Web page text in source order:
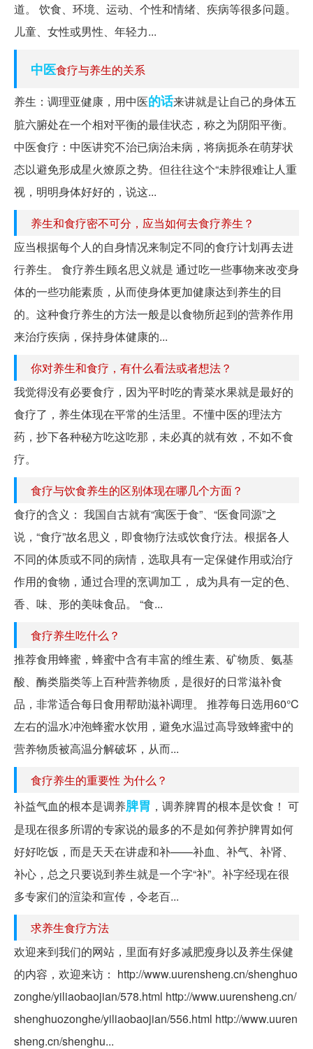
道。 饮食、环境、运动、个性和情绪、疾病等很多问题。
儿童、女性或男性、年轻力...
中医食疗与养生的关系
养生：调理亚健康，用中医的话来讲就是让自己的身体五
脏六腑处在一个相对平衡的最佳状态，称之为阴阳平衡。
中医食疗：中医讲究不治已病治未病，将病扼杀在萌芽状
态以避免形成星火燎原之势。但往往这个“未脖很难让人重
视，明明身体好好的，说这...
养生和食疗密不可分，应当如何去食疗养生？
应当根据每个人的自身情况来制定不同的食疗计划再去进
行养生。 食疗养生顾名思义就是 通过吃一些事物来改变身
体的一些功能素质，从而使身体更加健康达到养生的目
的。这种食疗养生的方法一般是以食物所起到的营养作用
来治疗疾病，保持身体健康的...
你对养生和食疗，有什么看法或者想法？
我觉得没有必要食疗，因为平时吃的青菜水果就是最好的
食疗了，养生体现在平常的生活里。不懂中医的理法方
药，抄下各种秘方吃这吃那，未必真的就有效，不如不食
疗。
食疗与饮食养生的区别体现在哪几个方面？
食疗的含义： 我国自古就有“寓医于食”、“医食同源”之
说，“食疗”故名思义，即食物疗法或饮食疗法。根据各人
不同的体质或不同的病情，选取具有一定保健作用或治疗
作用的食物，通过合理的烹调加工， 成为具有一定的色、
香、味、形的美味食品。 “食...
食疗养生吃什么？
推荐食用蜂蜜，蜂蜜中含有丰富的维生素、矿物质、氨基
酸、酶类脂类等上百种营养物质，是很好的日常滋补食
品，非常适合每日食用帮助滋补调理。 推荐每日选用60°C
左右的温水冲泡蜂蜜水饮用，避免水温过高导致蜂蜜中的
营养物质被高温分解破坏，从而...
食疗养生的重要性 为什么？
补益气血的根本是调养脾胃 ，调养脾胃的根本是饮食！ 可
是现在很多所谓的专家说的最多的不是如何养护脾胃如何
好好吃饭，而是天天在讲虚和补——补血、补气、补肾、
补心，总之只要说到养生就是一个字“补”。补字经现在很
多专家们的渲染和宣传，令老百...
求养生食疗方法
欢迎来到我们的网站，里面有好多减肥瘦身以及养生保健
的内容，欢迎来访： http://www.uurensheng.cn/shenghuo
zonghe/yiliaobaojian/578.html http://www.uurensheng.cn/
shenghuozonghe/yiliaobaojian/556.html http://www.uuren
sheng.cn/shenghu...